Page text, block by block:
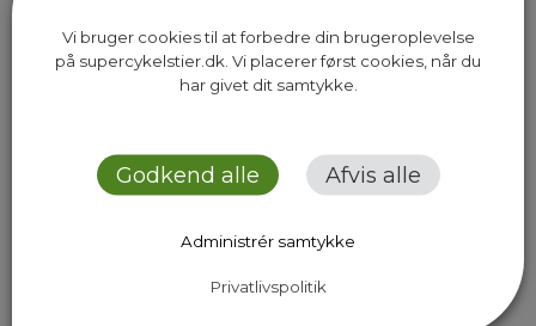
Lyngby-Taarbæk Kommune
Roskilde Kommune
Rudersdal Kommune
Vi bruger cookies til at forbedre din brugeroplevelse
på supercykelstier.dk. Vi placerer først cookies, når du
har givet dit samtykke.
Godkend alle Afvis alle
Administrér samtykke
Privatlivspolitik